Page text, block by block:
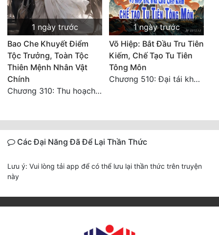
Đẹp Hiệp
Tính Cách Nhân Vật :
Cơ Trí
Sát Phạt Quyết Đoán
Điềm Đạm
1 ngày trước
Bao Che Khuyết Điểm
Tộc Trưởng, Toàn Tộc
Thiên Mệnh Nhân Vật
Chính
Chương 310: Thu hoạch ngoài ý muốn, ưu thế tuyệt đối.
1 ngày trước
Võ Hiệp: Bắt Đầu Tru Tiên
Kiếm, Chế Tạo Tu Tiên
Tông Môn
Chương 510: Đại tái khai màn, quyết đấu khốc liệt
Các Đại Năng Đã Để Lại Thần Thức
Lưu ý: Vui lòng tải app để có thể lưu lại thần thức trên truyện
này